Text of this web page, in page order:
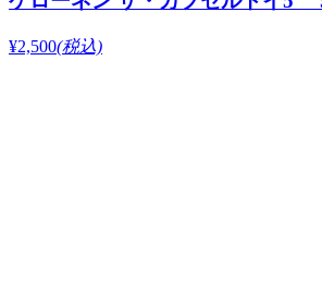
¥2,500(税込)